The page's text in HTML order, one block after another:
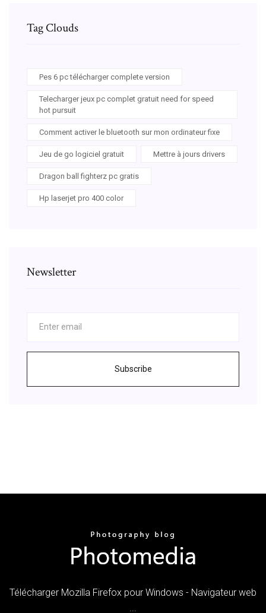
Tag Clouds
Pes 6 pc télécharger complete version
Telecharger jeux pc complet gratuit need for speed
hot pursuit
Comment activer le bluetooth sur mon ordinateur fixe
Jeu de go logiciel gratuit Mettre à jours drivers
Dragon ball fighterz pc gratis
Hp laserjet pro 400 color
Newsletter
Subscribe
Télécharger Mozilla Firefox pour Windows - Navigateur web